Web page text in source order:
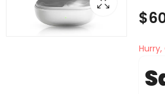
$
Hurry,